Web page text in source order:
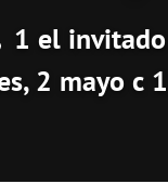
1 el invitado
2 mayo с